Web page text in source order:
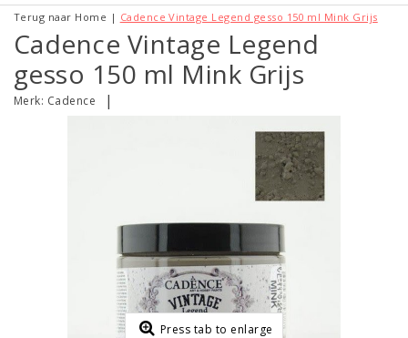
Terug naar Home | Cadence Vintage Legend gesso 150 ml Mink Grijs
Cadence Vintage Legend
gesso 150 ml Mink Grijs
Merk: Cadence |
Press tab to enlarge